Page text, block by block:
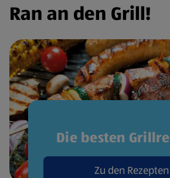
Ran an den Grill!
Die besten
Zu den Rezepten